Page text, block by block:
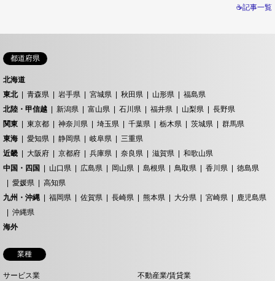
☕記事一覧
都道府県
北海道
東北
青森県 岩手県 宮城県 秋田県 山形県
福島県
北陸・甲信越
新潟県 富山県 石川県 福井県 山梨県
長野県
関東
東京都 神奈川県 埼玉県 千葉県 栃木県 茨城県
群馬県
東海
愛知県 静岡県 岐阜県
三重県
近畿
大阪府 京都府 兵庫県 奈良県 滋賀県
和歌山県
中国・四国
山口県 広島県 岡山県 島根県 鳥取県 香川県
徳島県
愛媛県
高知県
九州・沖縄
福岡県 佐賀県 長崎県 熊本県 大分県 宮崎県
鹿児島県
沖縄県
海外
業種
サービス業
不動産業/賃貸業